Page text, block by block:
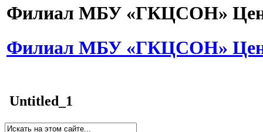
Филиал МБУ «ГКЦСОН»
Филиал МБУ «ГКЦСОН»
Untitled_1